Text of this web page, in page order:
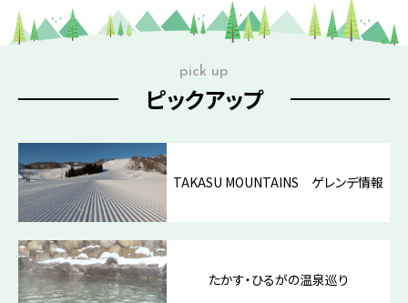
pick up
ピックアップ
TAKASU MOUNTAINS ゲレンデ情報
たかす・ひるがの温泉巡り